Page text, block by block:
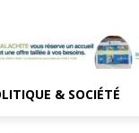
& SOCIÉTÉ